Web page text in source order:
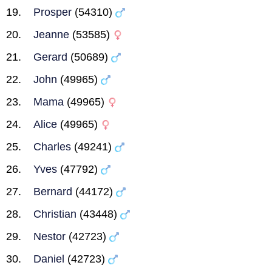
Prosper (54310)
Jeanne (53585)
Gerard (50689)
John (49965)
Mama (49965)
Alice (49965)
Charles (49241)
Yves (47792)
Bernard (44172)
Christian (43448)
Nestor (42723)
Daniel (42723)